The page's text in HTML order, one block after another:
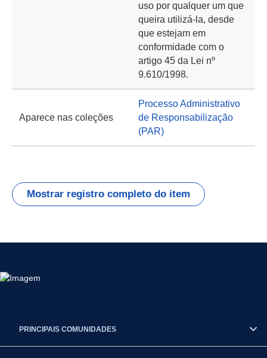
uso por qualquer um que
queira utilizá-la, desde
que estejam em
conformidade com o
artigo 45 da Lei nº
9.610/1998.
Aparece nas coleções
Processo Administrativo
de Responsabilização
(PAR)
Mostrar registro completo do item
PRINCIPAIS COMUNIDADES